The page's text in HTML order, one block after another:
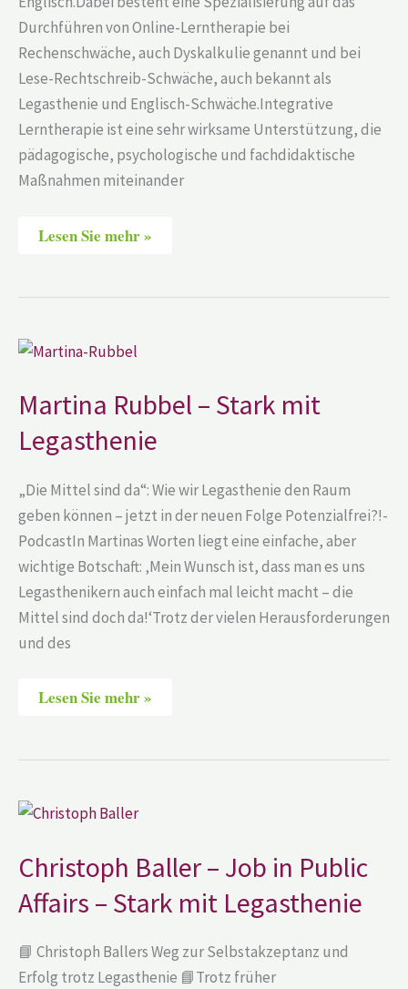
Durchführen von Online-Lerntherapie bei
Rechenschwäche, auch Dyskalkulie genannt und bei
Lese-Rechtschreib-Schwäche, auch bekannt als
Legasthenie und Englisch-Schwäche.Integrative
Lerntherapie ist eine sehr wirksame Unterstützung, die
pädagogische, psychologische und fachdidaktische
Maßnahmen miteinander
Lesen Sie mehr »
Martina Rubbel – Stark mit
Legasthenie
„Die Mittel sind da“: Wie wir Legasthenie den Raum
geben können – jetzt in der neuen Folge Potenzialfrei?!-
PodcastIn Martinas Worten liegt eine einfache, aber
wichtige Botschaft: ‚Mein Wunsch ist, dass man es uns
Legasthenikern auch einfach mal leicht macht – die
Mittel sind doch da!‘Trotz der vielen Herausforderungen
und des
Martina
Rubbel
Stark
mit
Legasthenie
Lesen Sie mehr »
Christoph Baller – Job in Public
Affairs – Stark mit Legasthenie
📘 Christoph Ballers Weg zur Selbstakzeptanz und
Erfolg trotz Legasthenie 📘Trotz früher
Christoph
Baller
Job
in
Public
Affairs
–
mit
Legasthenie